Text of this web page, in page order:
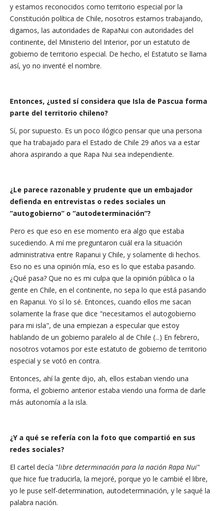
y estamos reconocidos como territorio especial por la
Constitución política de Chile, nosotros estamos trabajando,
digamos, las autoridades de RapaNui con autoridades del
continente, del Ministerio del Interior, por un estatuto de
gobierno de territorio especial. De hecho, el Estatuto se llama
así, yo no inventé el nombre.
Entonces, ¿usted sí considera que Isla de Pascua forma
parte del territorio chileno?
Sí, por supuesto. Es un poco ilógico pensar que una persona
que ha trabajado para el Estado de Chile 29 años va a estar
ahora aspirando a que Rapa Nui sea independiente.
¿Le parece razonable y prudente que un embajador
defienda en entrevistas o redes sociales un
“autogobierno” o “autodeterminación”?
Pero es que eso en ese momento era algo que estaba
sucediendo. A mí me preguntaron cuál era la situación
administrativa entre Rapanui y Chile, y solamente di hechos.
Eso no es una opinión mía, eso es lo que estaba pasando.
¿Qué pasa? Que no es mi culpa que la opinión pública o la
gente en Chile, en el continente, no sepa lo que está pasando
en Rapanui. Yo sí lo sé. Entonces, cuando ellos me sacan
solamente la frase que dice "necesitamos el autogobierno
para mi isla", de una empiezan a especular que estoy
hablando de un gobierno paralelo al de Chile (...) En febrero,
nosotros votamos por este estatuto de gobierno de territorio
especial y se votó en contra.
Entonces, ahí la gente dijo, ah, ellos estaban viendo una
forma, el gobierno anterior estaba viendo una forma de darle
más autonomía a la isla.
¿Y a qué se refería con la foto que compartió en sus
redes sociales?
El cartel decía "libre determinación para la nación Rapa Nui"
que hice fue traducirla, la mejoré, porque yo le cambié el libre,
yo le puse self-determination, autodeterminación, y le saqué la
palabra nación.